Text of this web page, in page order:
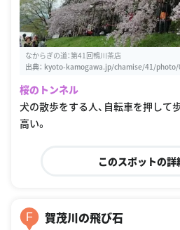
なからぎの道：第41回鴨川茶店
出典： kyoto-kamogawa.jp/chamise/41/
桜のトンネル
犬の散歩をする人、自転車を押して
高い。
このスポットの詳
F 賀茂川の飛び石